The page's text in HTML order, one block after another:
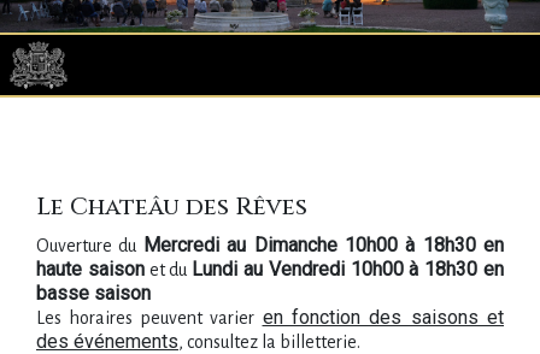
Le Chateâu des Rêves
Ouverture du Mercredi au Dimanche 10h00 à 18h30 en
haute saisonet du Lundi au Vendredi 10h00 à 18h30 en
basse saison
Les horaires peuvent varier en fonction des saisons et
des événements, consultez la billetterie.